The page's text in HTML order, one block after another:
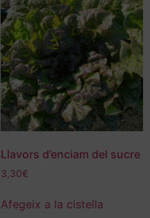
Llavors d’enciam del sucre
3,30€
Afegeix a la cistella